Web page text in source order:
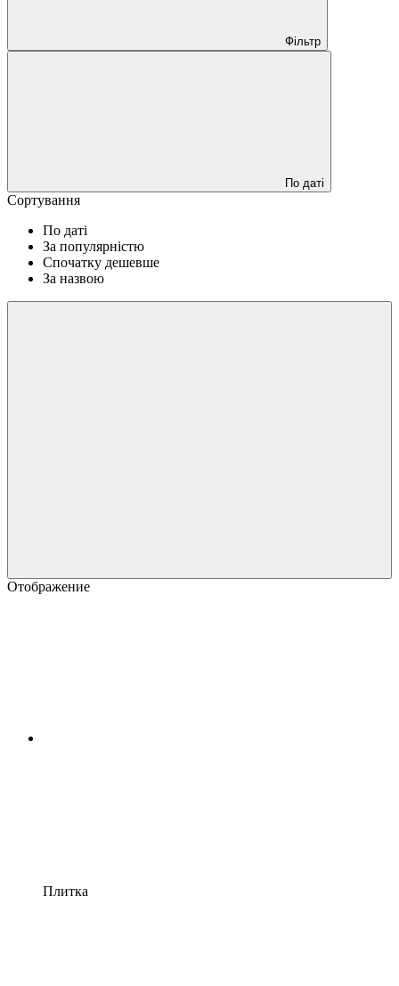
Фільтр
По даті
Сортування
По даті
За популярністю
Спочатку дешевше
За назвою
Отображение
Плитка